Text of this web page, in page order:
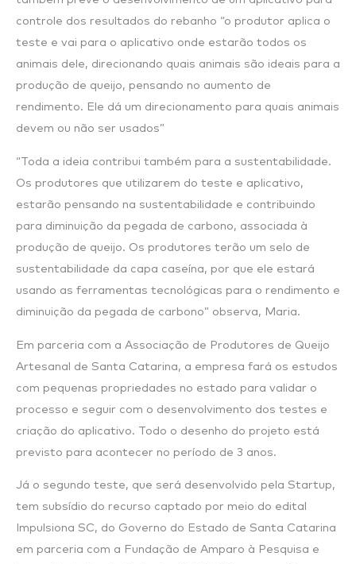
controle dos resultados do rebanho “o produtor aplica o
teste e vai para o aplicativo onde estarão todos os
animais dele, direcionando quais animais são ideais para a
produção de queijo, pensando no aumento de
rendimento. Ele dá um direcionamento para quais animais
devem ou não ser usados”
“Toda a ideia contribui também para a sustentabilidade.
Os produtores que utilizarem do teste e aplicativo,
estarão pensando na sustentabilidade e contribuindo
para diminuição da pegada de carbono, associada à
produção de queijo. Os produtores terão um selo de
sustentabilidade da capa caseína, por que ele estará
usando as ferramentas tecnológicas para o rendimento e
diminuição da pegada de carbono” observa, Maria.
Em parceria com a Associação de Produtores de Queijo
Artesanal de Santa Catarina, a empresa fará os estudos
com pequenas propriedades no estado para validar o
processo e seguir com o desenvolvimento dos testes e
criação do aplicativo. Todo o desenho do projeto está
previsto para acontecer no período de 3 anos.
Já o segundo teste, que será desenvolvido pela Startup,
tem subsídio do recurso captado por meio do edital
Impulsiona SC, do Governo do Estado de Santa Catarina
em parceria com a Fundação de Amparo à Pesquisa e